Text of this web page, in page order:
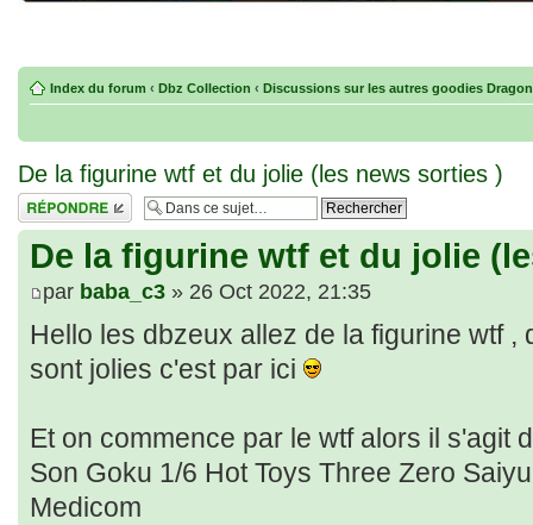
Index du forum ‹ Dbz Collection ‹ Discussions sur les autres goodies
De la figurine wtf et du jolie (les news sorties )
Répondre
De la figurine wtf et du jolie
par baba_c3 » 26 Oct 2022, 21:35
Hello les dbzeux allez de la figurine wtf ,
sont jolies c'est par ici
Et on commence par le wtf alors il s'agit
Son Goku 1/6 Hot Toys Three Zero
Medicom